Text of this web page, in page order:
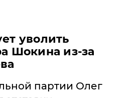
уволить
Шокина из-за
партии Олег